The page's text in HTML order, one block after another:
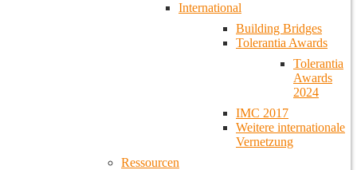
International
Building Bridges
Tolerantia Awards
Tolerantia
Awards
2024
IMC 2017
Weitere internationale
Vernetzung
Ressourcen